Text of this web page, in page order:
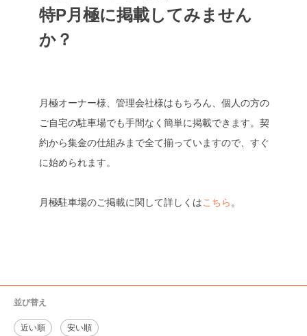
特P月極に掲載してみません
か？
月極オーナー様、管理会社様はもちろん、個人の方の
ご自宅の駐車場でも手間なく簡単に掲載できます。契
約から集金の仕組みまで全て揃っていますので、すぐ
に始められます。
月極駐車場のご掲載に関して詳しくはこちら 。
並び替え
近い順 安い順